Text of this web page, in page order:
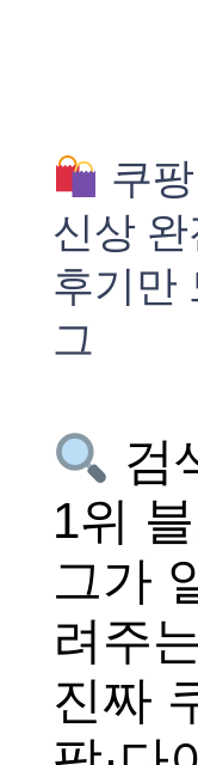
쿠
신상
후기만
그
검
1위
그가
려주는
진짜